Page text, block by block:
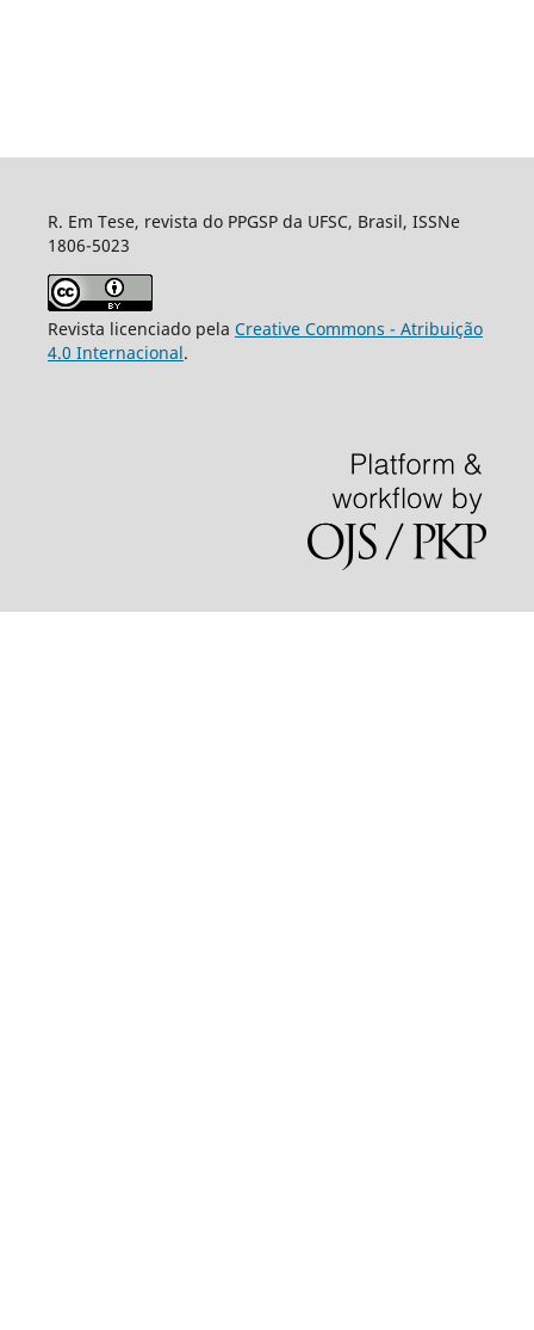
R. Em Tese, revista do PPGSP da UFSC, Brasil, ISSNe
1806-5023
Revista licenciado pela Creative Commons - Atribuição
4.0 Internacional.